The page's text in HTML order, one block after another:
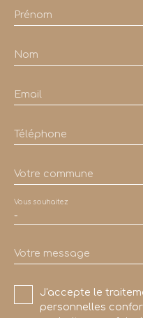
Prénom
Nom
Email
Téléphone
Votre commune
-
Vous souhaitez
Votre message
J'accepte le
personnelles